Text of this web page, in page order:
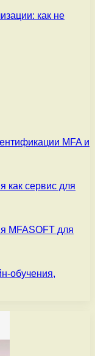
как не
MFA и
как сервис для
MFASOFT для
обучения,